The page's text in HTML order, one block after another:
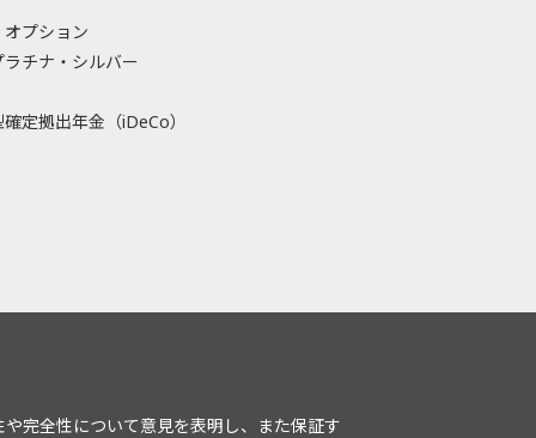
プション
ラチナ・シルバー
定拠出年金（iDeCo）
完全性について意見を表明し、また保証す